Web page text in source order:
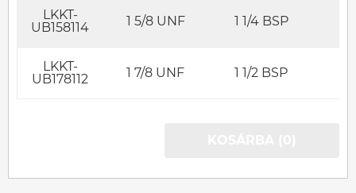
LKKT-
UB158114
1 5/8 UNF 1 1/4 BSP
LKKT-
UB178112
1 7/8 UNF 1 1/2 BSP